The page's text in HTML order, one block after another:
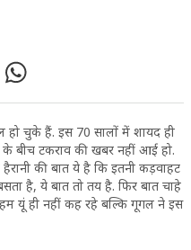
हो चुके हैं. इस 70 सालों में शायद ही
के बीच टकराव की खबर नहीं आई हो.
की बात ये है कि इतनी कड़वाहट
है, ये बात तो तय है. फिर बात चाहे
हम यूं ही नहीं कह रहे बल्कि गूगल ने इस